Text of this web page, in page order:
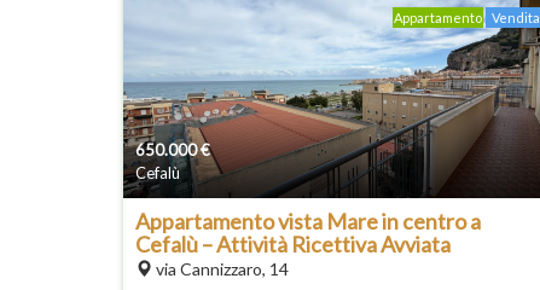
650.000€
Cefalù
Vendita
Appartamento
Appartamento vista Mare in centro a
Cefalù – Attività Ricettiva Avviata
via Cannizzaro, 14